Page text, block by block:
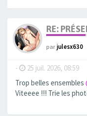
RE:
parjulesx630
- 25 juil. 2026, 08:59
Trop belles ensembles
Viteeee !!! Trie les